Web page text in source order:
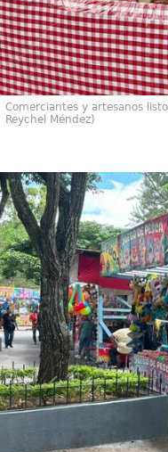
Comerciantes y artesanos
Reychel Méndez)